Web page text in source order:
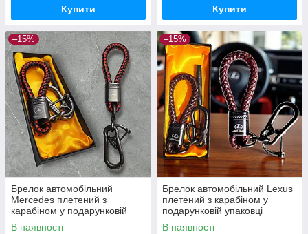
Купити Купити
–15%
Брелок автомобільний
Mercedes плетений з
карабіном у подарунковій
упаковці
В наявності
–15%
Брелок автомобільний Lexus
плетений з карабіном у
подарунковій упаковці
В наявності